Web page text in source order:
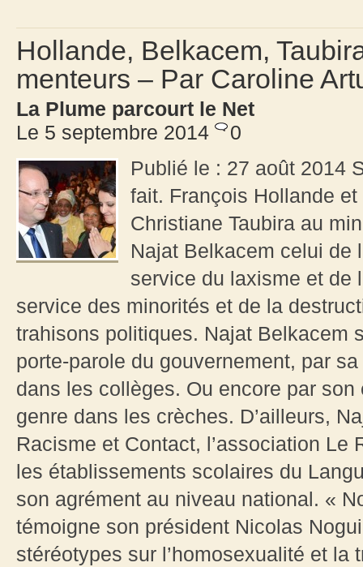
Hollande, Belkacem,
menteurs – Par Caroline
La Plume parcourt le Net
Le 5 septembre 2014
0
Publié le : 27 août 2014
fait. François Hollande
Christiane Taubira au
Najat Belkacem celui de
service du laxisme et de
service des minorités et de la
trahisons politiques. Najat Belkacem
porte-parole du gouvernement, par
dans les collèges. Ou encore par
genre dans les crèches. D’ailleurs,
Racisme et Contact, l’association
les établissements scolaires du
son agrément au niveau national. «
témoigne son président Nicolas
stéréotypes sur l’homosexualité et la